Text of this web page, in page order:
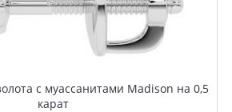
с муассанитами Madison на 0,5
карат